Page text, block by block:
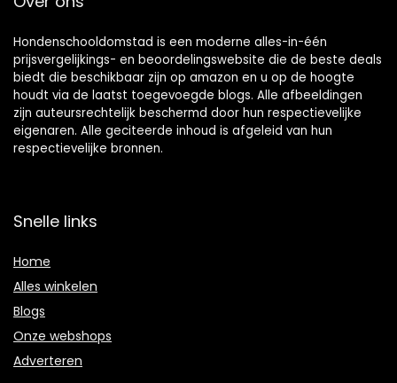
Hondenschooldomstad is een moderne alles-in-één
prijsvergelijkings- en beoordelingswebsite die de beste deals
biedt die beschikbaar zijn op amazon en u op de hoogte
houdt via de laatst toegevoegde blogs. Alle afbeeldingen
zijn auteursrechtelijk beschermd door hun respectievelijke
eigenaren. Alle geciteerde inhoud is afgeleid van hun
respectievelijke bronnen.
Snelle links
Home
Alles winkelen
Blogs
Onze webshops
Adverteren